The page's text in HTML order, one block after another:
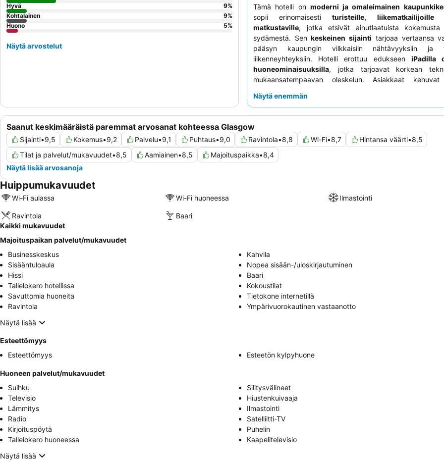
Tämä hotelli on moderni ja omaleimainen
sopii erinomaisestituristeille,
matkustaville, jotka etsivät ainutlaatuista kokemusta
sydämestä. Senkeskeinen sijainti tarjoaa vertaansa
pääsyn kaupungin vilkkaisiin nähtävyyksiin ja
liikenneyhteyksiin. Hotelli erottuu edukseen iPadilla
huoneominaisuuksilla, jotka tarjoavat korkean
mukaansatempaavan oleskelun. Asiakkaat
aamiaisen noutopöytää
Näytä enemmän
Saanut keskimääräistä paremmat arvosanat kohteessa Glasgow
Sijainti•9,5 Kokemus•9,2 Palvelu•9,1 Puhtaus•9,0 Ravintola•8,8 Wi-Fi•8,7 Hintansa väärti•8,5
Tilat ja palvelut/mukavuudet•8,5 Aamiainen•8,5 Majoituspaikka•8,4
Näytä lisää arvosanoja
Hyvä
9%
Kohtalainen
9%
Huono
5%
Näytä arvostelut
Huippumukavuudet
Wi-Fi aulassa Wi-Fi huoneessa Ilmastointi
Ravintola
Baari
Kaikki mukavuudet
Majoituspaikan palvelut/mukavuudet
Businesskeskus
Kahvila
Sisääntuloaula
Nopea sisään-/uloskirjautuminen
Hissi
Baari
Tallelokero hotellissa
Kokoustilat
Savuttomia huoneita
Tietokone internetillä
Ravintola
Ympärivuorokautinen vastaanotto
Näytä lisää
Esteettömyys
Esteettömyys
Esteetön kylpyhuone
Huoneen palvelut/mukavuudet
Suihku
Silitysvälineet
Televisio
Hiustenkuivaaja
Lämmitys
Ilmastointi
Radio
Satelliitti-TV
Kirjoituspöytä
Puhelin
Tallelokero huoneessa
Kaapelitelevisio
Näytä lisää